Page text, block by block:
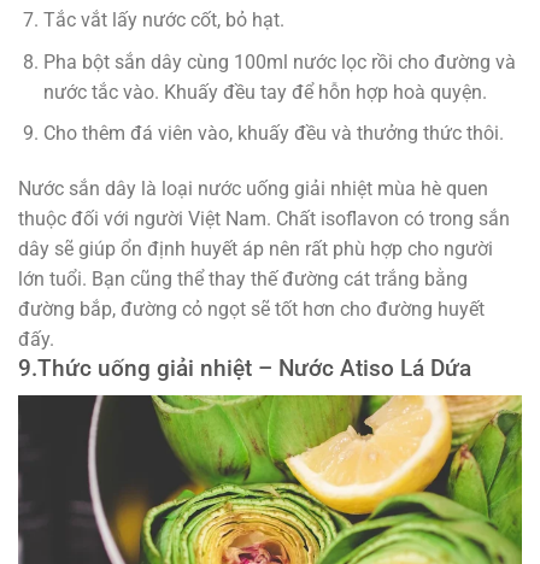
Tắc vắt lấy nước cốt, bỏ hạt.
Pha bột sắn dây cùng 100ml nước lọc rồi cho đường và
nước tắc vào. Khuấy đều tay để hỗn hợp hoà quyện.
Cho thêm đá viên vào, khuấy đều và thưởng thức thôi.
Nước sắn dây là loại nước uống giải nhiệt mùa hè quen
thuộc đối với người Việt Nam. Chất isoflavon có trong sắn
dây sẽ giúp ổn định huyết áp nên rất phù hợp cho người
lớn tuổi. Bạn cũng thể thay thế đường cát trắng bằng
đường bắp, đường cỏ ngọt sẽ tốt hơn cho đường huyết
đấy.
9.Thức uống giải nhiệt – Nước Atiso Lá Dứa